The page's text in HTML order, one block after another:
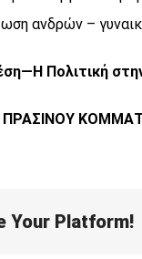
ανδρών –
Πολιτική
ΠΡΑΣΙΝΟΥ
Your Platform!